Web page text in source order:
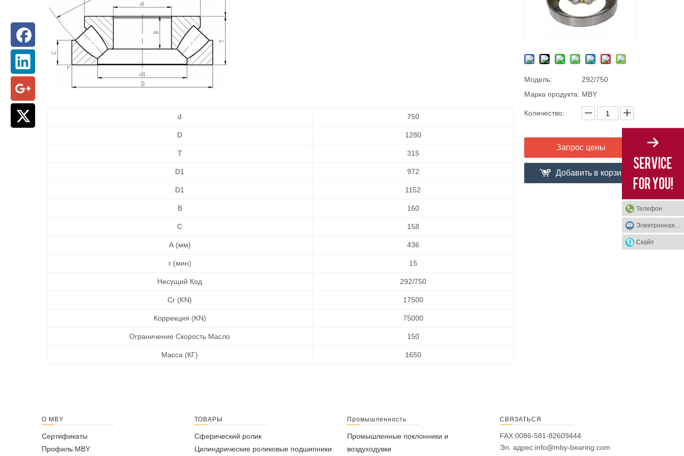
Модель:
292/750
Марка продукта: MBY
Количество:
Запрос цены
Добавить в корзи
d 750
D 1280
T 315
D1 972
D1 1152
B 160
C 158
A (мм) 436
r (мин) 15
Несущий Код 292/750
Cr (KN) 17500
Коррекция (KN) 75000
Ограничение Скорость Масло 150
Масса (КГ) 1650
О MBY
Сертификаты
Профиль MBY
ТОВАРЫ
Сферический ролик
Цилиндрические роликовые подшипники
Промышленность
Промышленные поклонники и
воздуходувки
СВЯЗАТЬСЯ
FAX:0086-581-82609444
Эл. адрес:info@mby-bearing.com
Телефон
Скайп